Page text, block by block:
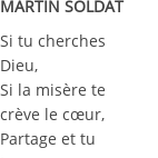
MARTIN SOLDAT
Si tu cherches
Dieu,
Si la misère te
crève le cœur,
Partage et tu